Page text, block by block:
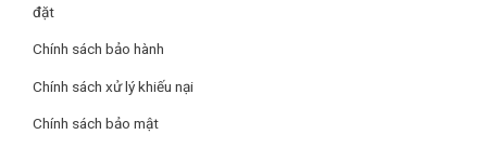
đặt
Chính sách bảo hành
Chính sách xử lý khiếu nại
Chính sách bảo mật